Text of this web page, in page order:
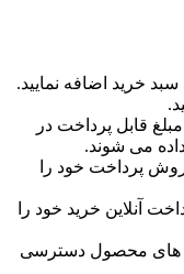
خرید اضافه نمایید.
قابل پرداخت در
می شوند.
پرداخت خود را
آنلاین خرید خود را
های محصول دسترسی